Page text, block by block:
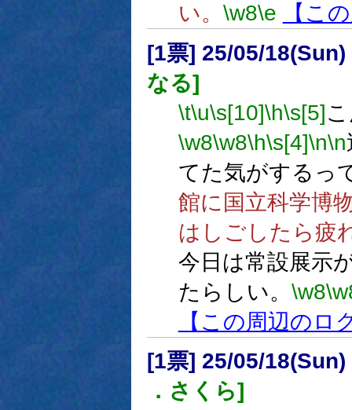
い。 \w8\e
【こ
[1票] 25/05/
なる]
\t\u\s[10]\h\s[5]
\w8\w8\h\s[4]\n\n
てた気がするっ
館に国立科学博
はしごしたら疲
今日は常設展示
たらしい。 \w8
【この周辺のロ
[1票] 25/05/
．さくら]